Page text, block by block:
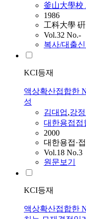
釜山大學校
1986
工科大學
Vol.32 No.-
복사/대출
KCI등재
액상확산접합한
성
김대업,강
대한용접접
2000
대한용접·
Vol.18 No.3
원문보기
KCI등재
액상확산접합한